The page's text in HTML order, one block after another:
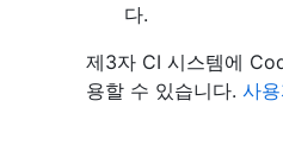
다.
제3자 CI 시스템에
용할 수 있습니다. 사